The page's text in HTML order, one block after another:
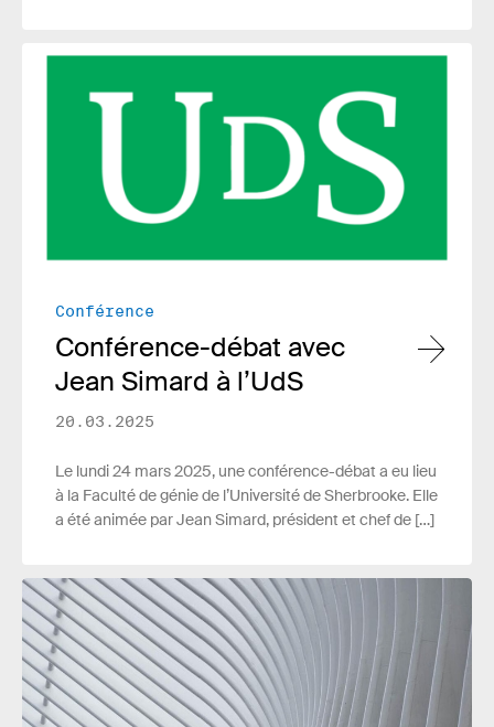
Lire plus
Conférence
Conférence-débat avec
Jean Simard à l’UdS
20.03.2025
Le lundi 24 mars 2025, une conférence-débat a eu lieu
à la Faculté de génie de l’Université de Sherbrooke. Elle
a été animée par Jean Simard, président et chef de […]
Lire plus